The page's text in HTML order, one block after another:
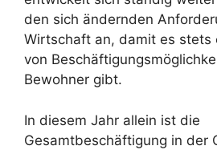
den sich ändernden
Wirtschaft an, damit es stets
von
Bewohner gibt.
In diesem Jahr allein ist die
Gesamtbeschäftigung in der